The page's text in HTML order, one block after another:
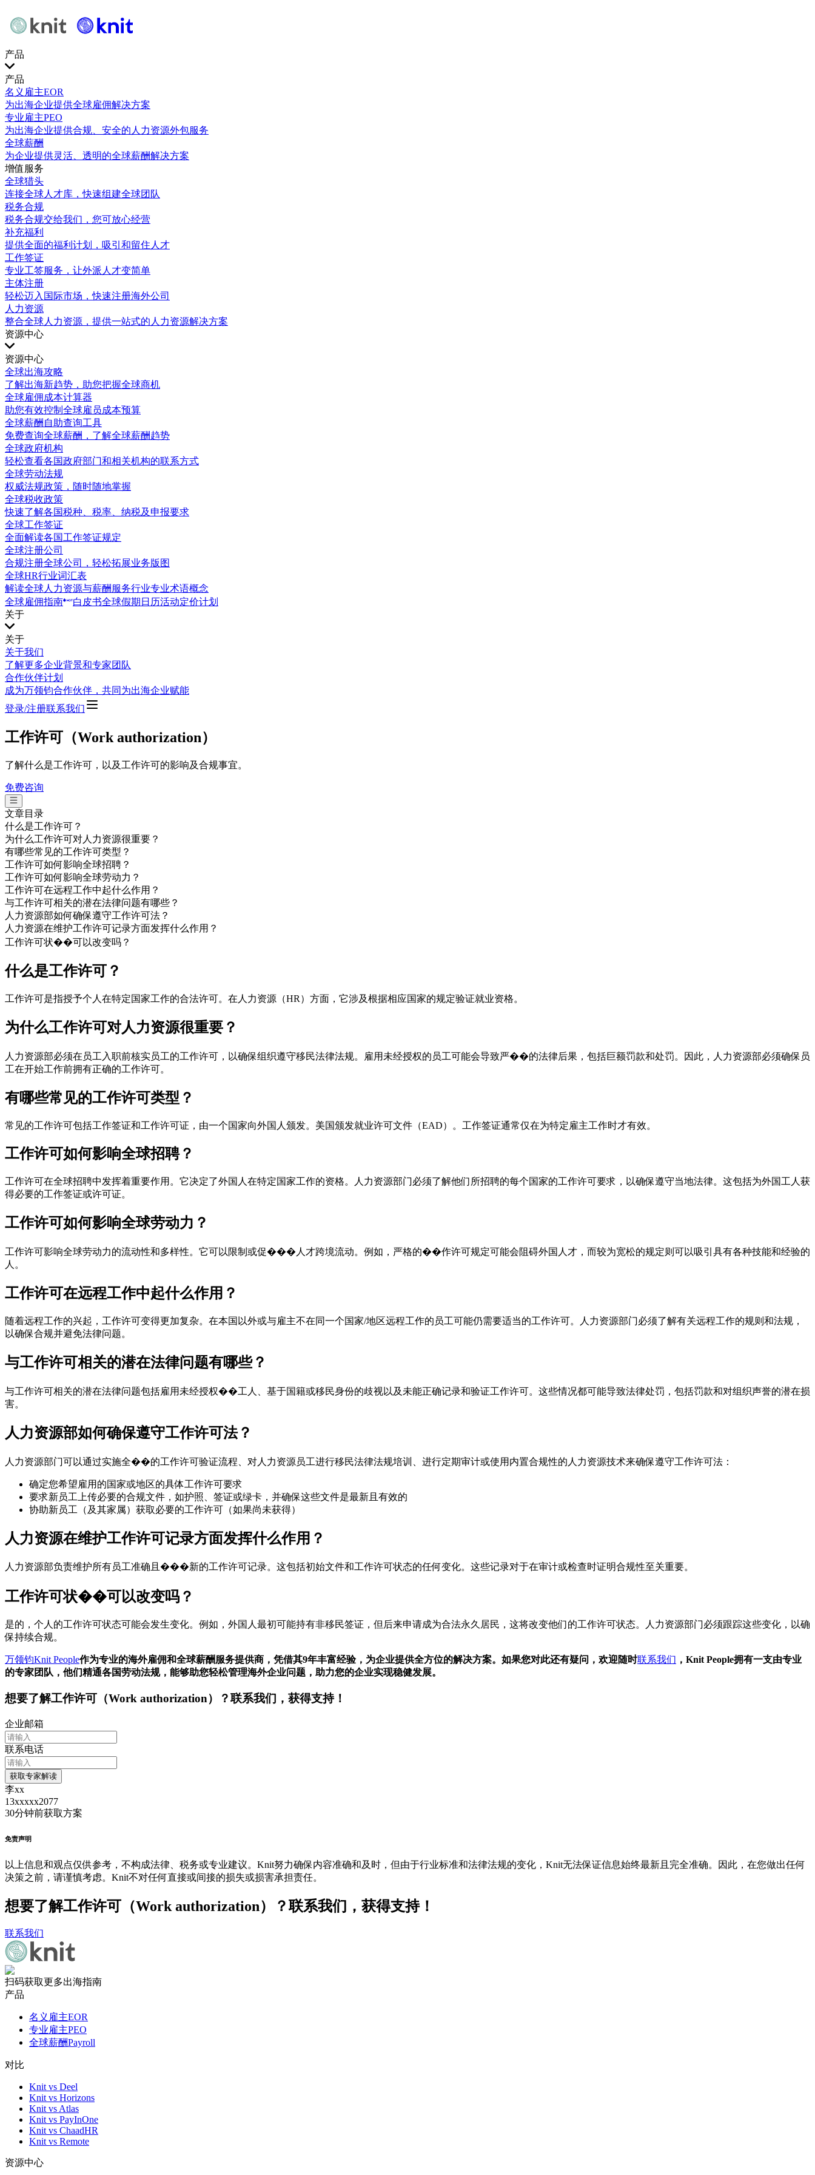
产品
产品
名义雇主EOR
为出海企业提供全球雇佣解决方案
专业雇主PEO
为出海企业提供合规、安全的人力资源外包服务
全球薪酬
为企业提供灵活、透明的全球薪酬解决方案
增值服务
全球猎头
连接全球人才库，快速组建全球团队
税务合规
税务合规交给我们，您可放心经营
补充福利
提供全面的福利计划，吸引和留住人才
工作签证
专业工签服务，让外派人才变简单
主体注册
轻松迈入国际市场，快速注册海外公司
人力资源
整合全球人力资源，提供一站式的人力资源解决方案
资源中心
资源中心
全球出海攻略
了解出海新趋势，助您把握全球商机
全球雇佣成本计算器
助您有效控制全球雇员成本预算
全球薪酬自助查询工具
免费查询全球薪酬，了解全球薪酬趋势
全球政府机构
轻松查看各国政府部门和相关机构的联系方式
全球劳动法规
权威法规政策，随时随地掌握
全球税收政策
快速了解各国税种、税率、纳税及申报要求
全球工作签证
全面解读各国工作签证规定
全球注册公司
合规注册全球公司，轻松拓展业务版图
全球HR行业词汇表
解读全球人力资源与薪酬服务行业专业术语概念
全球雇佣指南
白皮书全球假期日历活动定价计划
关于
关于
关于我们
了解更多企业背景和专家团队
合作伙伴计划
成为万领钧合作伙伴，共同为出海企业赋能
登录/注册联系我们
工作许可（Work authorization）
了解什么是工作许可，以及工作许可的影响及合规事宜。
免费咨询
文章目录
什么是工作许可？
为什么工作许可对人力资源很重要？
有哪些常见的工作许可类型？
工作许可如何影响全球招聘？
工作许可如何影响全球劳动力？
工作许可在远程工作中起什么作用？
与工作许可相关的潜在法律问题有哪些？
人力资源部如何确保遵守工作许可法？
人力资源在维护工作许可记录方面发挥什么作用？
工作许可状��可以改变吗？
什么是工作许可？
工作许可是指授予个人在特定国家工作的合法许可。在人力资源（HR）方面，它涉及根据相应国家的规定验证就业资格。
为什么工作许可对人力资源很重要？
人力资源部必须在员工入职前核实员工的工作许可，以确保组织遵守移民法律法规。雇用未经授权的员工可能会导致严��的法律后果，包括巨额罚款和处罚。因此，人力资源部必须确保员
工在开始工作前拥有正确的工作许可。
有哪些常见的工作许可类型？
常见的工作许可包括工作签证和工作许可证，由一个国家向外国人颁发。美国颁发就业许可文件（EAD）。工作签证通常仅在为特定雇主工作时才有效。
工作许可如何影响全球招聘？
工作许可在全球招聘中发挥着重要作用。它决定了外国人在特定国家工作的资格。人力资源部门必须了解他们所招聘的每个国家的工作许可要求，以确保遵守当地法律。这包括为外国工人获
得必要的工作签证或许可证。
工作许可如何影响全球劳动力？
工作许可影响全球劳动力的流动性和多样性。它可以限制或促���人才跨境流动。例如，严格的��作许可规定可能会阻碍外国人才，而较为宽松的规定则可以吸引具有各种技能和经验的
人。
工作许可在远程工作中起什么作用？
随着远程工作的兴起，工作许可变得更加复杂。在本国以外或与雇主不在同一个国家/地区远程工作的员工可能仍需要适当的工作许可。人力资源部门必须了解有关远程工作的规则和法规，
以确保合规并避免法律问题。
与工作许可相关的潜在法律问题有哪些？
与工作许可相关的潜在法律问题包括雇用未经授权��工人、基于国籍或移民身份的歧视以及未能正确记录和验证工作许可。这些情况都可能导致法律处罚，包括罚款和对组织声誉的潜在损
害。
人力资源部如何确保遵守工作许可法？
人力资源部门可以通过实施全��的工作许可验证流程、对人力资源员工进行移民法律法规培训、进行定期审计或使用内置合规性的人力资源技术来确保遵守工作许可法：
确定您希望雇用的国家或地区的具体工作许可要求
要求新员工上传必要的合规文件，如护照、签证或绿卡，并确保这些文件是最新且有效的
协助新员工（及其家属）获取必要的工作许可（如果尚未获得）
人力资源在维护工作许可记录方面发挥什么作用？
人力资源部负责维护所有员工准确且���新的工作许可记录。这包括初始文件和工作许可状态的任何变化。这些记录对于在审计或检查时证明合规性至关重要。
工作许可状��可以改变吗？
是的，个人的工作许可状态可能会发生变化。例如，外国人最初可能持有非移民签证，但后来申请成为合法永久居民，这将改变他们的工作许可状态。人力资源部门必须跟踪这些变化，以确
保持续合规。
万领钧Knit People作为专业的海外雇佣和全球薪酬服务提供商，凭借其9年丰富经验，为企业提供全方位的解决方案。如果您对此还有疑问，欢迎随时联系我们 ，Knit People拥有一支由专业
的专家团队，他们精通各国劳动法规，能够助您轻松管理海外企业问题，助力您的企业实现稳健发展。
想要了解工作许可（Work authorization） ？联系我们，获得支持！
企业邮箱
联系电话
获取专家解读
李xx
13xxxxx2077
30分钟前获取方案
免责声明
以上信息和观点仅供参考，不构成法律、税务或专业建议。Knit努力确保内容准确和及时，但由于行业标准和法律法规的变化，Knit无法保证信息始终最新且完全准确。因此，在您做出任何
决策之前，请谨慎考虑。Knit不对任何直接或间接的损失或损害承担责任。
想要了解工作许可（Work authorization）？联系我们，获得支持！
联系我们
扫码获取更多出海指南
产品
名义雇主EOR
专业雇主PEO
全球薪酬Payroll
对比
Knit vs Deel
Knit vs Horizons
Knit vs Atlas
Knit vs PayInOne
Knit vs ChaadHR
Knit vs Remote
资源中心